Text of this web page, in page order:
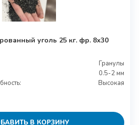
уголь 25 кг. фр. 8х30
Гранулы
0.5-2 мм
Высокая
В КОРЗИНУ